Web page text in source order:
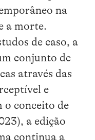
na
a morte.
de caso, a
conjunto de
através das
e
o conceito de
a edição
continua a